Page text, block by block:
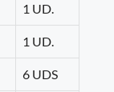
1 UD.
1 UD.
6 UDS